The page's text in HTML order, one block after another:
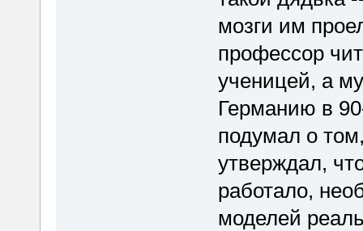
мозги им
профессор
ученицей, а
Германию в
подумал о
утверждал,
работало,
моделей